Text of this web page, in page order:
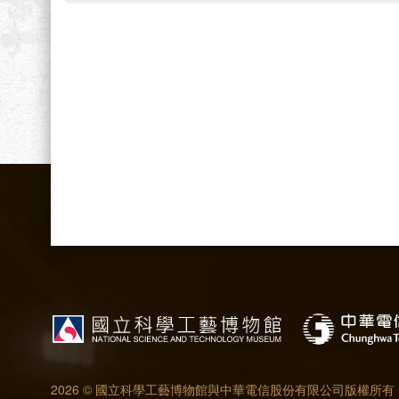
2026 © 國立科學工藝博物館與中華電信股份有限公司版權所有